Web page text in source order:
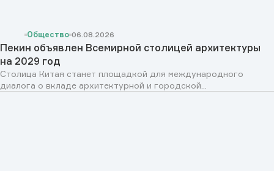
Общество 06.08.2026
Пекин объявлен Всемирной столицей архитектуры
на 2029 год
Столица Китая станет площадкой для международного
диалога о вкладе архитектурной и городской...